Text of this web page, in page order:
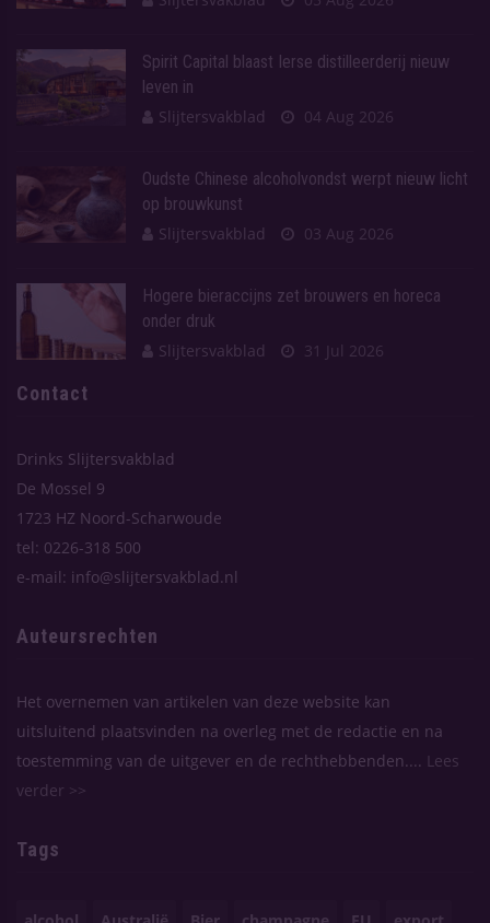
Spirit Capital blaast Ierse distilleerderij nieuw
leven in
Slijtersvakblad
04 Aug 2026
Oudste Chinese alcoholvondst werpt nieuw licht
op brouwkunst
Slijtersvakblad
03 Aug 2026
Hogere bieraccijns zet brouwers en horeca
onder druk
Slijtersvakblad
31 Jul 2026
Contact
Drinks Slijtersvakblad
De Mossel 9
1723 HZ Noord-Scharwoude
tel: 0226-318 500
e-mail: info@slijtersvakblad.nl
Auteursrechten
Het overnemen van artikelen van deze website kan
uitsluitend plaatsvinden na overleg met de redactie en na
toestemming van de uitgever en de rechthebbenden....
Lees
verder >>
Tags